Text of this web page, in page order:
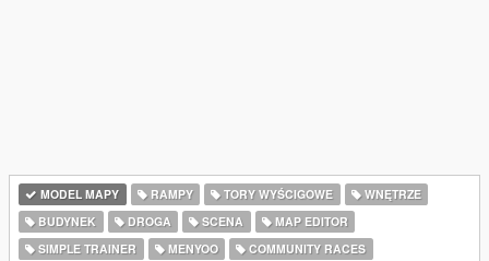
MODEL MAPY RAMPY TORY WYŚCIGOWE
WNĘTRZE
BUDYNEK
DROGA SCENA
MAP EDITOR
SIMPLE TRAINER
MENYOO COMMUNITY RACES